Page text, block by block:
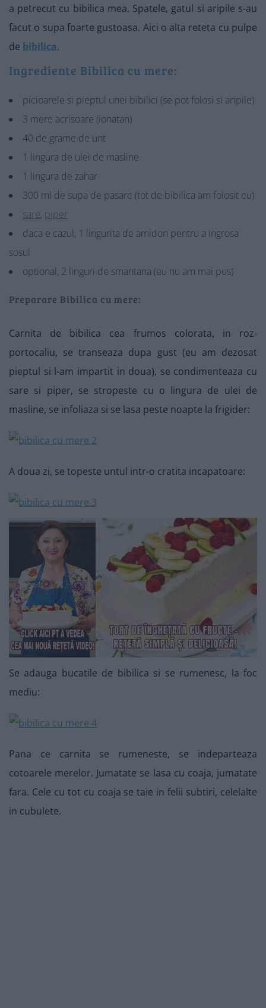
a petrecut cu bibilica mea. Spatele, gatul si aripile s-au
facut o supa foarte gustoasa. Aici o alta reteta cu pulpe
de bibilica.
Ingrediente Bibilica cu mere:
picioarele si pieptul unei bibilici (se pot folosi si aripile)
3 mere acrisoare (ionatan)
40 de grame de unt
1 lingura de ulei de masline
1 lingura de zahar
300 ml de supa de pasare (tot de bibilica am folosit eu)
sare, piper
daca e cazul, 1 lingurita de amidon pentru a ingrosa
sosul
optional, 2 linguri de smantana (eu nu am mai pus)
Preparare Bibilica cu mere:
Carnita de bibilica cea frumos colorata, in roz-
portocaliu, se transeaza dupa gust (eu am dezosat
pieptul si l-am impartit in doua), se condimenteaza cu
sare si piper, se stropeste cu o lingura de ulei de
masline, se infoliaza si se lasa peste noapte la frigider:
A doua zi, se topeste untul intr-o cratita incapatoare:
Se adauga bucatile de bibilica si se rumenesc, la foc
mediu:
Pana ce carnita se rumeneste, se indeparteaza
cotoarele merelor. Jumatate se lasa cu coaja, jumatate
fara. Cele cu tot cu coaja se taie in felii subtiri, celelalte
in cubulete.